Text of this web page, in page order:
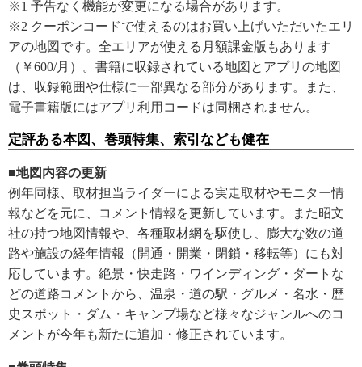
※1 予告なく機能が変更になる場合があります。
※2 クーポンコードで使えるのはお買い上げいただいたエリ
アの地図です。全エリアが使える月額課金版もあります
（￥600/月）。書籍に収録されている地図とアプリの地図
は、収録範囲や仕様に一部異なる部分があります。また、
電子書籍版にはアプリ利用コードは同梱されません。
定評ある本図、巻頭特集、索引なども健在
■地図内容の更新
例年同様、取材担当ライダーによる実走取材やモニター情
報などを元に、コメント情報を更新しています。また昭文
社の持つ地図情報や、各種取材網を駆使し、膨大な数の道
路や施設の経年情報（開通・開業・閉鎖・移転等）にも対
応しています。絶景・快走路・ワインディング・ダートな
どの道路コメントから、温泉・道の駅・グルメ・名水・歴
史スポット・ダム・キャンプ場など様々なジャンルへのコ
メントが今年も新たに追加・修正されています。